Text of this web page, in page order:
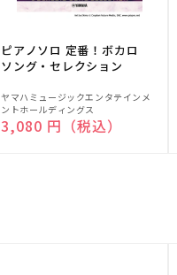
ピアノソロ 定番！ボカロ
ソング・セレクション
販
売
元:
ヤマハミュージックエンタテインメ
ントホールディングス
通常価格
3,080 円（税込）